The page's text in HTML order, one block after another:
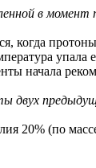
в момент
когда
начала
двух
20% (по